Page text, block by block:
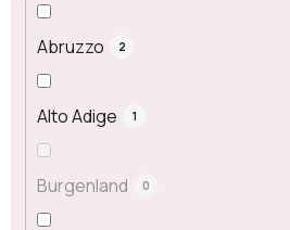
Abruzzo 2
Alto Adige 1
Burgenland 0